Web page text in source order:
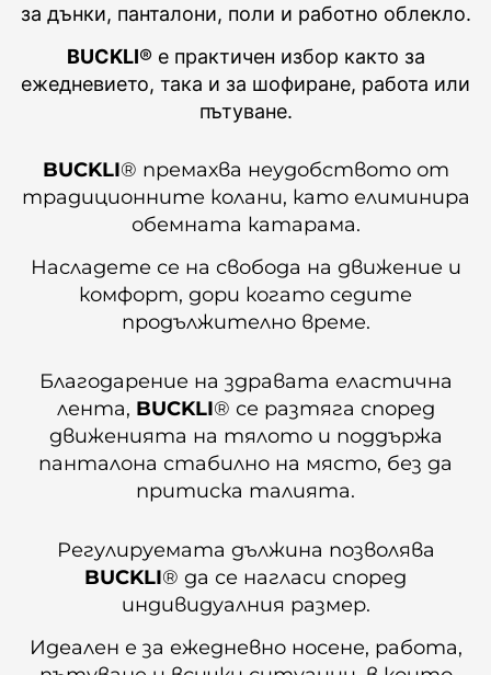
за дънки, панталони, поли и работно облекло.
BUCKLI® е практичен избор както за
ежедневието, така и за шофиране, работа или
пътуване.
BUCKLI® премахва неудобството от
традиционните колани, като елиминира
обемната катарама.
Насладете се на свобода на движение и
комфорт, дори когато седите
продължително време.
Благодарение на здравата еластична
лента, BUCKLI® се разтяга според
движенията на тялото и поддържа
панталона стабилно на място, без да
притиска талията.
Регулируемата дължина позволява
BUCKLI® да се нагласи според
индивидуалния размер.
Идеален е за ежедневно носене, работа,